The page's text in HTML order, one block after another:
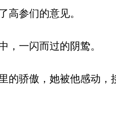
参们的意见。
一闪而过的阴鸷。
骄傲，她被他感动，